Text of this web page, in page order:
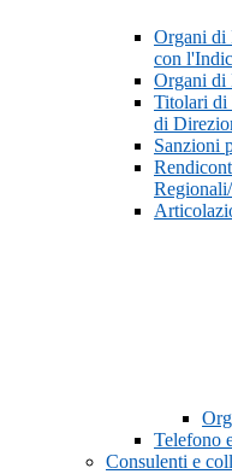
Organi di
con
Organi di
Titolari di
di
Sanzioni
Telefono
Consulenti e